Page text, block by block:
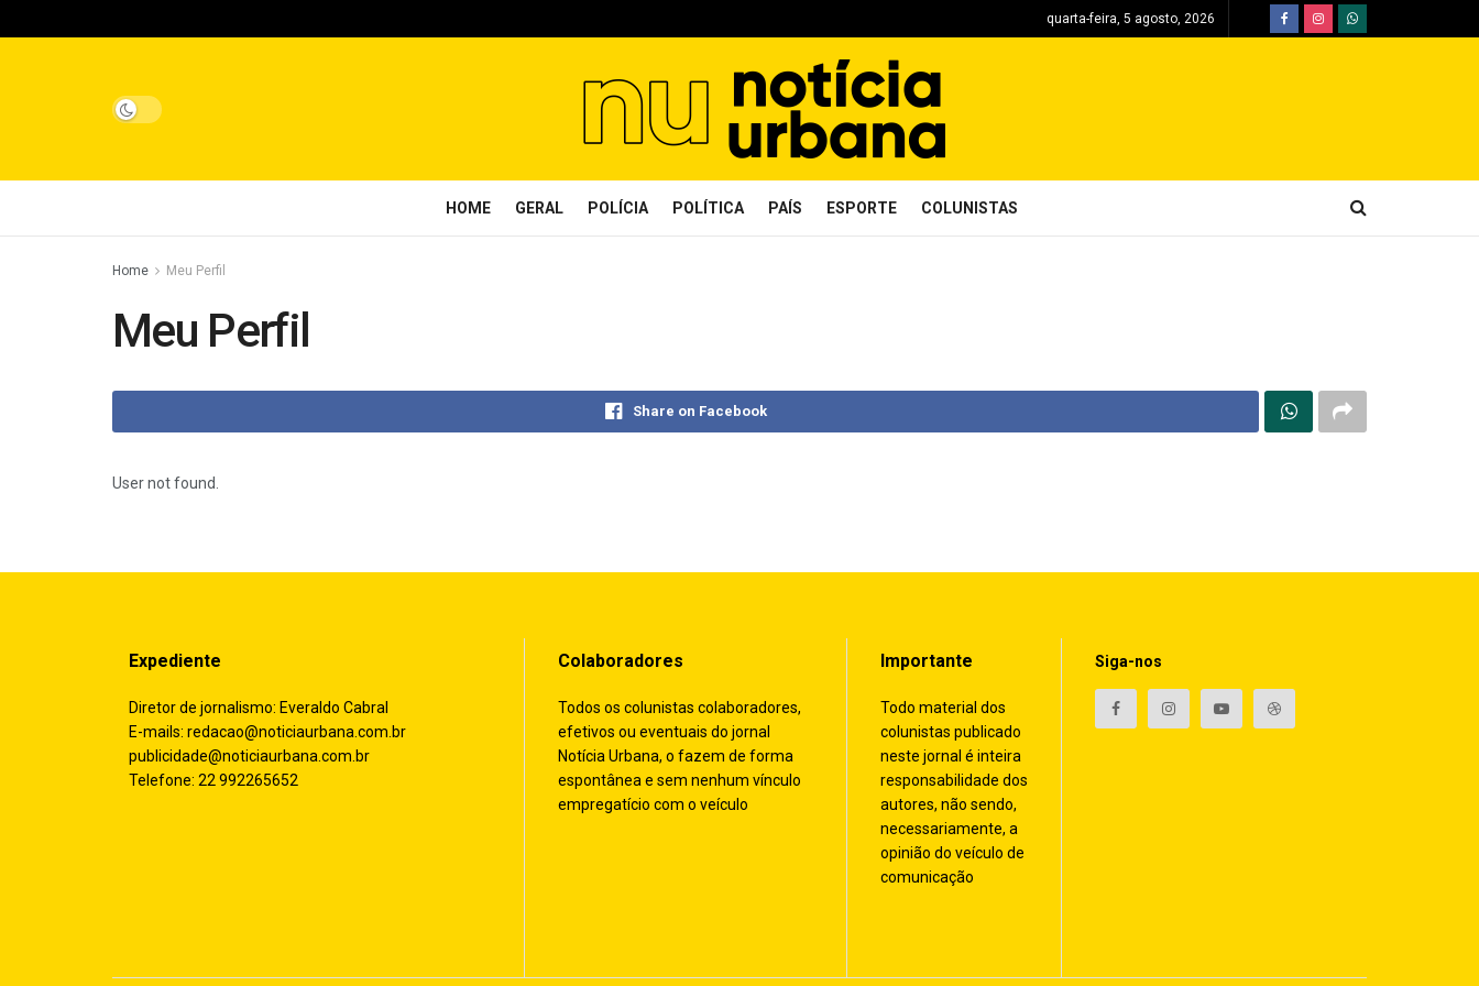
quarta-feira, 5 agosto, 2026
HOME GERAL POLÍCIA POLÍTICA PAÍS ESPORTE COLUNISTAS
Home Meu Perfil
Meu Perfil
Share on Facebook
User not found.
Expediente
Diretor de jornalismo: Everaldo Cabral
E-mails: redacao@noticiaurbana.com.br
publicidade@noticiaurbana.com.br
Telefone: 22 992265652
Colaboradores
Todos os colunistas colaboradores,
efetivos ou eventuais do jornal
Notícia Urbana, o fazem de forma
espontânea e sem nenhum vínculo
empregatício com o veículo
Importante
Todo material dos
colunistas publicado
neste jornal é inteira
responsabilidade dos
autores, não sendo,
necessariamente, a
opinião do veículo de
comunicação
Siga-nos